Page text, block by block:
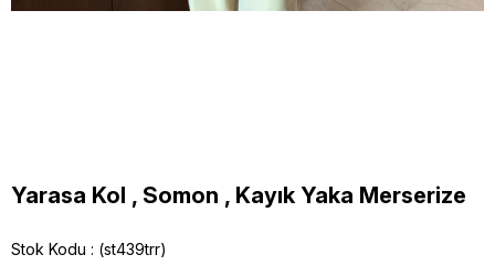
Yarasa Kol , Somon , Kayık Yaka Merserize
Stok Kodu (st439trr)